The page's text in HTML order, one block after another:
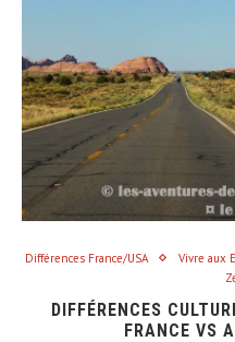
Différences France/USA Vivre aux
DIFFÉRENCES
FRANCE VS